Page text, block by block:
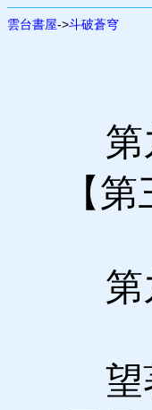
雲台書屋->斗破蒼穹
第
【
第
望